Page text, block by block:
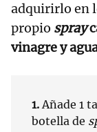
adquirirlo en
propio spray
vinagre y
1.Añade 1
botella de